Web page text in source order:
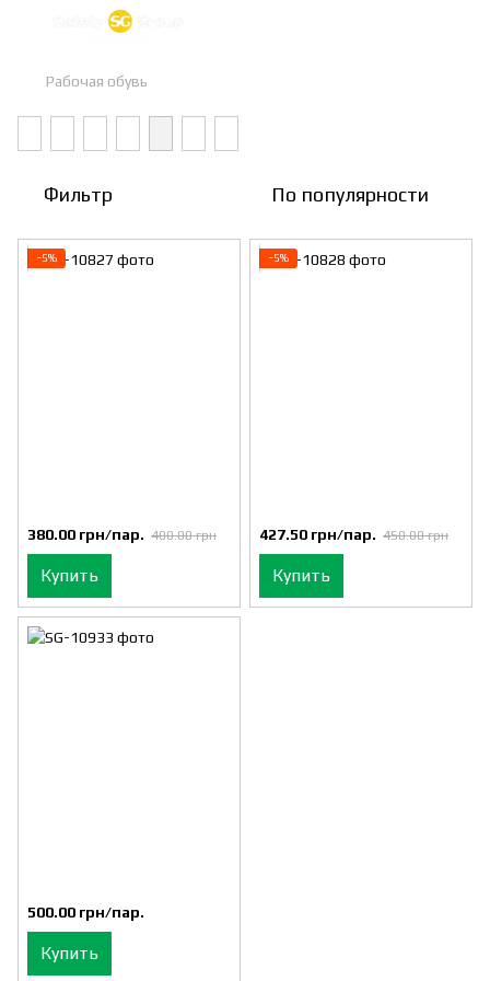
Рабочая обувь
Фильтр По популярности
−5%
380.00 грн/пар. 400.00 грн
Купить
−5%
427.50 грн/пар. 450.00 грн
Купить
500.00 грн/пар.
Купить